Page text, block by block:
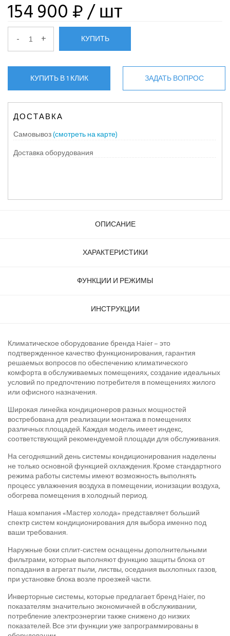
154 900 ₽/ шт
- + КУПИТЬ
КУПИТЬ В 1 КЛИК ЗАДАТЬ ВОПРОС
ДОСТАВКА
Самовывоз(смотреть на карте)
Доставка оборудования
ОПИСАНИЕ
ХАРАКТЕРИСТИКИ
ФУНКЦИИ И РЕЖИМЫ
ИНСТРУКЦИИ
Климатическое оборудование бренда Haier – это
подтвержденное качество функционирования, гарантия
решаемых вопросов по обеспечению климатического
комфорта в обслуживаемых помещениях, создание идеальных
условий по предпочтению потребителя в помещениях жилого
или офисного назначения.
Широкая линейка кондиционеров разных мощностей
востребована для реализации монтажа в помещениях
различных площадей. Каждая модель имеет индекс,
соответствующий рекомендуемой площади для обслуживания.
На сегодняшний день системы кондиционирования наделены
не только основной функцией охлаждения. Кроме стандартного
режима работы системы имеют возможность выполнять
процесс увлажнения воздуха в помещении, ионизации воздуха,
обогрева помещения в холодный период.
Наша компания «Мастер холода» представляет больший
спектр систем кондиционирования для выбора именно под
ваши требования.
Наружные боки сплит-систем оснащены дополнительными
фильтрами, которые выполняют функцию защиты блока от
попадания в агрегат пыли, листвы, оседания выхлопных газов,
при установке блока возле проезжей части.
Инверторные системы, которые предлагает бренд Haier, по
показателям значительно экономичней в обслуживании,
потребление электроэнергии также снижено до низких
показателей. Все эти функции уже запрограммированы в